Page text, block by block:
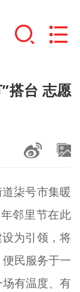
+
搭台 志愿
柒号市集暖
邻里节在此
为引领，将
民服务于一
有温度、有